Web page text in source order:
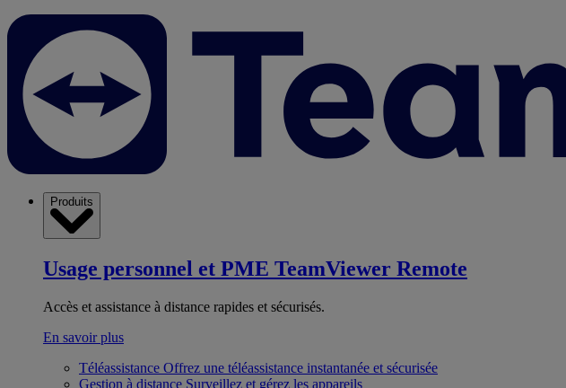
Produits
Usage personnel et PME TeamViewer Remote
Accès et assistance à distance rapides et sécurisés.
En savoir plus
Téléassistance Offrez une téléassistance instantanée et sécurisée
Gestion à distance Surveillez et gérez les appareils